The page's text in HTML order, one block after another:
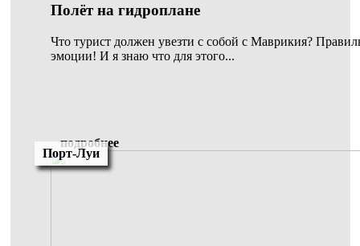
Полёт на гидроплане
Что турист должен увезти с собой с Маврикия?
эмоции! И я знаю что для этого...
подробнее
Порт-Луи